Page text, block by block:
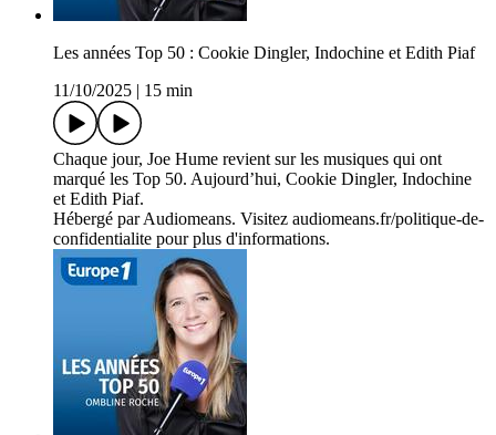
Les années Top 50 : Cookie Dingler, Indochine et Edith Piaf
11/10/2025
15 min
Chaque jour, Joe Hume revient sur les musiques qui ont
marqué les Top 50. Aujourd’hui, Cookie Dingler, Indochine
et Edith Piaf.
Hébergé par Audiomeans. Visitez audiomeans.fr/politique-de-
confidentialite pour plus d'informations.